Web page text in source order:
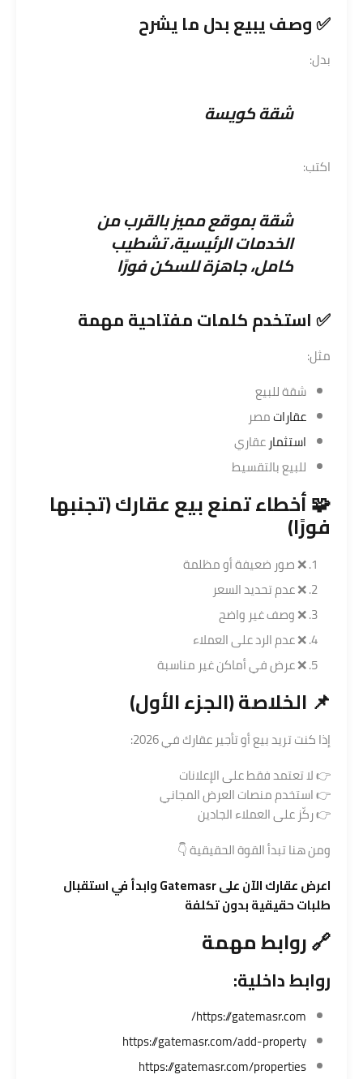
✅ وصف يبيع بدل ما يشرح
بدل:
شقة كويسة
اكتب:
شقة بموقع مميز بالقرب من
الخدمات الرئيسية، تشطيب
كامل، جاهزة للسكن فورًا
✅ استخدم كلمات مفتاحية مهمة
مثل:
شقة للبيع
عقاراتمصر
استثمار عقاري
للبيع بالتقسيط
🧩 أخطاء تمنع بيع عقارك (تجنبها
فورًا)
❌ صور ضعيفة أو مظلمة
❌ عدم تحديد السعر
❌ وصف غير واضح
❌ عدم الرد على العملاء
❌ عرض في أماكن غير مناسبة
📌 الخلاصة (الجزء الأول)
إذا كنت تريد بيع أو تأجير عقارك في 2026:
👉 لا تعتمد فقط على الإعلانات
👉 استخدم منصات العرض المجاني
👉 ركّز على العملاء الجادين
ومن هنا تبدأ القوة الحقيقية 👇
اعرض عقارك الآن علىGatemasrوابدأ في استقبال
طلبات حقيقية بدون تكلفة
🔗 روابط مهمة
روابط داخلية:
https://gatemasr.com/
https://gatemasr.com/add-property
https://gatemasr.com/properties